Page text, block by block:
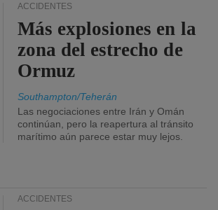
ACCIDENTES
Más explosiones en la
zona del estrecho de
Ormuz
Southampton/Teherán
Las negociaciones entre Irán y Omán
continúan, pero la reapertura al tránsito
marítimo aún parece estar muy lejos.
ACCIDENTES